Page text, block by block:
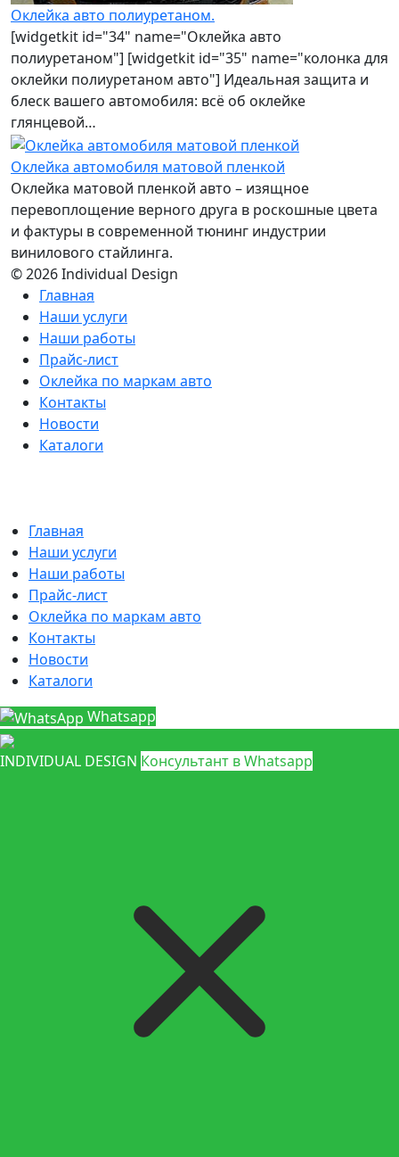
Оклейка авто полиуретаном.
[widgetkit id="34" name="Оклейка авто
полиуретаном"] [widgetkit id="35" name="колонка для
оклейки полиуретаном авто"] Идеальная защита и
блеск вашего автомобиля: всё об оклейке
глянцевой…
Оклейка автомобиля матовой пленкой
Оклейка матовой пленкой авто – изящное
перевоплощение верного друга в роскошные цвета
и фактуры в современной тюнинг индустрии
винилового стайлинга.
© 2026 Individual Design
Главная
Наши услуги
Наши работы
Прайс-лист
Оклейка по маркам авто
Контакты
Новости
Каталоги
Главная
Наши услуги
Наши работы
Прайс-лист
Оклейка по маркам авто
Контакты
Новости
Каталоги
Whatsapp
INDIVIDUAL DESIGN Консультант в Whatsapp